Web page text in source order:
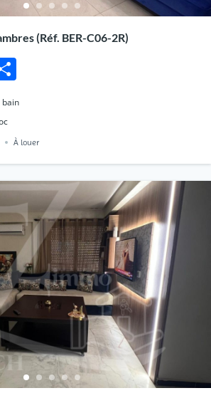
(Réf. BER-C06-2R)
Partager
bain
À louer